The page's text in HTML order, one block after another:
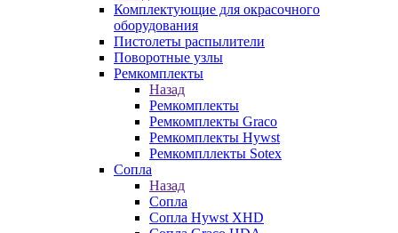
Комплектующие для окрасочного
оборудования
Пистолеты распылители
Поворотные узлы
Ремкомплекты
Назад
Ремкомплекты
Ремкомплекты Graco
Ремкомплекты Hywst
Ремкомпллекты Sotex
Сопла
Назад
Сопла
Сопла Hywst XHD